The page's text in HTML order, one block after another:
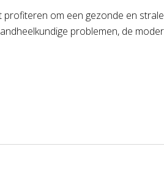
om een gezonde en
problemen, de